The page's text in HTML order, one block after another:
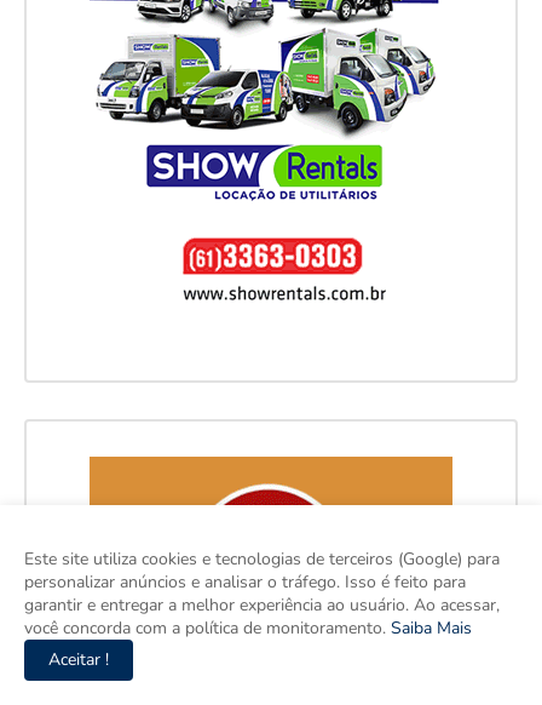
Este site utiliza cookies e tecnologias de terceiros (Google) para
personalizar anúncios e analisar o tráfego. Isso é feito para
garantir e entregar a melhor experiência ao usuário. Ao acessar,
você concorda com a política de monitoramento. Saiba Mais
Aceitar !